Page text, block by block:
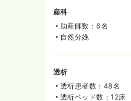
産科
助産師数：6名
自然分娩
透析
透析患者数：48名
透析ベッド数：12床